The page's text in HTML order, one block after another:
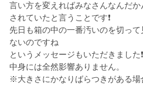
言い方を変えればみなさんなんだ
されていたと言うことです❗
先日も箱の中の一番汚いのを切っ
ないのですね
というメッセージもいただきました❗
中身には全然影響ありません。
※大きさにかなりばらつきがある